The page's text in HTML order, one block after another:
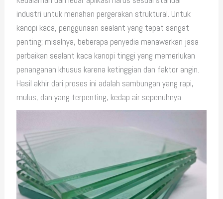
industri untuk menahan pergerakan struktural. Untuk
kanopi kaca, penggunaan sealant yang tepat sangat
penting; misalnya, beberapa penyedia menawarkan jasa
perbaikan sealant kaca kanopi tinggi yang memerlukan
penanganan khusus karena ketinggian dan faktor angin.
Hasil akhir dari proses ini adalah sambungan yang rapi,
mulus, dan yang terpenting, kedap air sepenuhnya.